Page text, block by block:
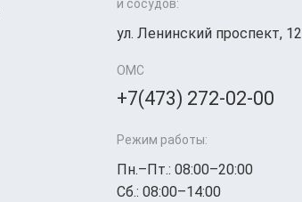
и сосудов:
ул. Ленинский проспект, 12
ОМС
+7(473) 272-02-00
Режим работы:
Пн.–Пт.: 08:00–20:00
Сб.: 08:00–14:00